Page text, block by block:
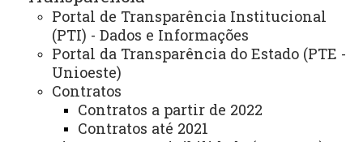
Portal de Transparência Institucional
(PTI) - Dados e Informações
Portal da Transparência do Estado (PTE -
Unioeste)
Contratos
Contratos a partir de 2022
Contratos até 2021
Endereço para atendimento presencial e
correspondência:
UNIOESTE – Campus de Toledo – Prédio CCSA –
1º Andar.